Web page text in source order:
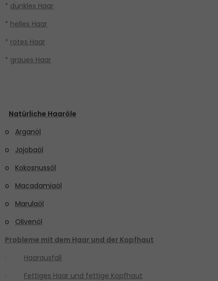
* dunkles Haar
* helles Haar
* rotes Haar
* graues Haar
Natürliche Haaröle
o Arganöl
o Jojobaöl
o Kokosnussöl
o Macadamiaöl
o Marulaöl
o Olivenöl
Probleme mit dem Haar und der Kopfhaut
· Haarausfall
· Fettiges Haar und fettige Kopfhaut